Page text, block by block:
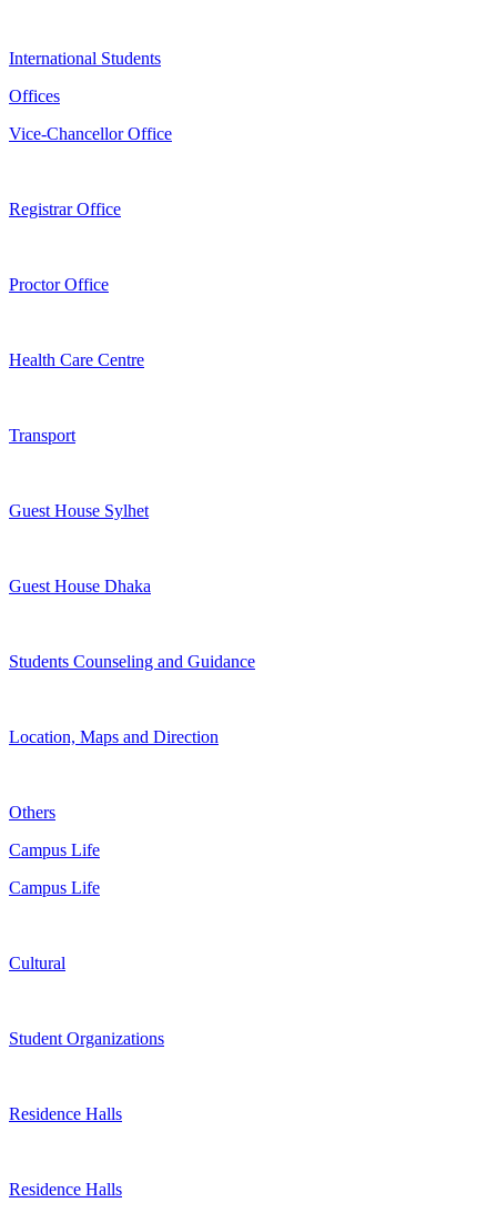
International Students
Offices
Vice-Chancellor Office
Registrar Office
Proctor Office
Health Care Centre
Transport
Guest House Sylhet
Guest House Dhaka
Students Counseling and Guidance
Location, Maps and Direction
Others
Campus Life
Campus Life
Cultural
Student Organizations
Residence Halls
Residence Halls